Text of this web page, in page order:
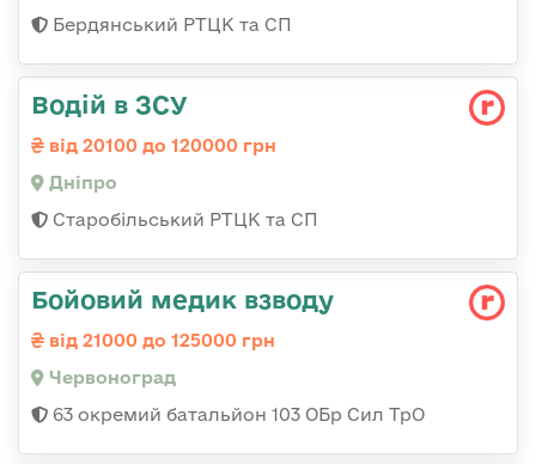
Бердянський РТЦК та СП
Водій в ЗСУ
від 20100 до 120000 грн
Дніпро
Старобільський РТЦК та СП
Бойовий медик взводу
від 21000 до 125000 грн
Червоноград
63 окремий батальйон 103 ОБр Сил ТрО